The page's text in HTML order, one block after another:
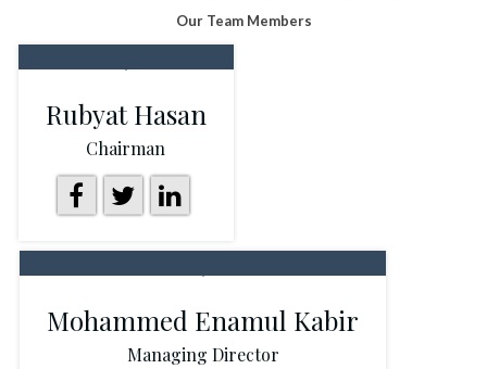
Our Team Members
Rubyat Hasan
Chairman
Mohammed Enamul Kabir
Managing Director